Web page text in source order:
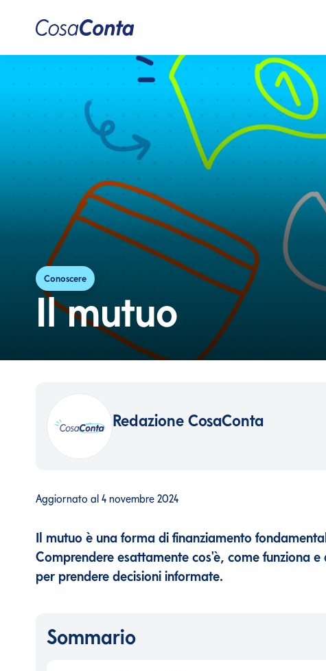
Conoscere
Il mutuo
Redazione CosaConta
Aggiornato al 4 novembre 2024
Il mutuo è una forma di finanziamento
Comprendere esattamente cos'è, come funziona
per prendere decisioni informate.
Sommario